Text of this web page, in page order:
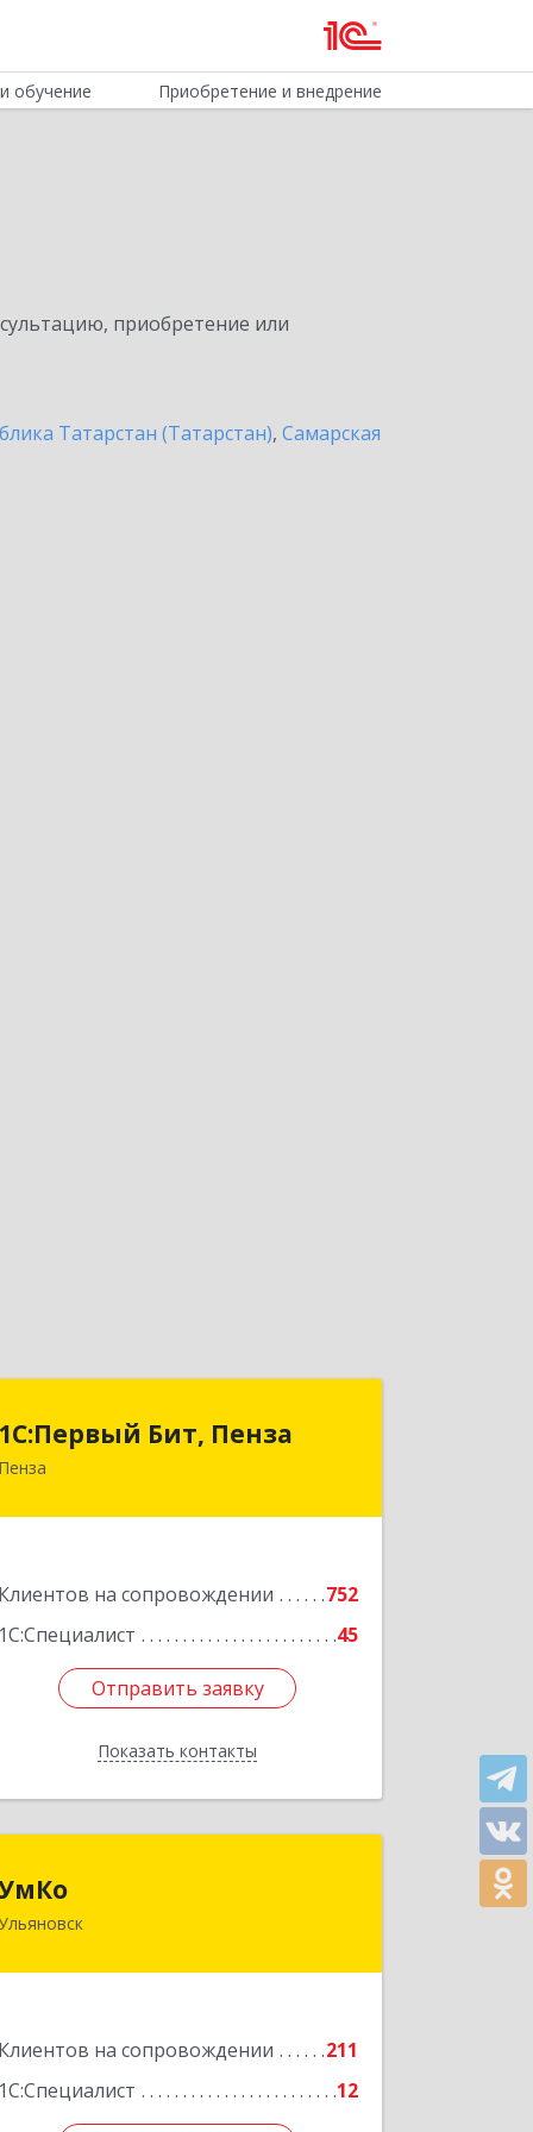
обучение Приобретение и внедрение
приобретение или
Татарстан (Татарстан), Самарская
1С:Первый Бит, Пенза
Пенза
Клиентов на сопровождении
752
1С:Специалист
45
Отправить заявку
Показать контакты
1С:Первый Бит, Пенза
Отправить заявку
Назад
Клиентов на сопровождении
211
1С:Специалист
12
432027, Ульяновская обл, Ульяновск г,